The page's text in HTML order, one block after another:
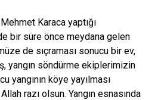
Karaca yaptığı
bir süre önce meydana gelen
de sıçraması sonucu bir ev,
yangın söndürme ekiplerimizin
yangının köye yayılması
razı olsun. Yangın esnasında